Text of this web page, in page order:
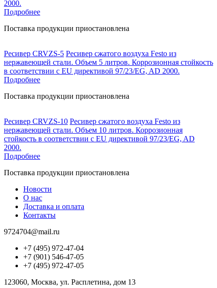
2000.
Подробнее
Поставка продукции приостановлена
Ресивер CRVZS-5 Ресивер сжатого воздуха Festo из
нержавеющей стали. Объем 5 литров. Коррозионная стойкость
в соответствии с EU директивой 97/23/EG, AD 2000.
Подробнее
Поставка продукции приостановлена
Ресивер CRVZS-10 Ресивер сжатого воздуха Festo из
нержавеющей стали. Объем 10 литров. Коррозионная
стойкость в соответствии с EU директивой 97/23/EG, AD
2000.
Подробнее
Поставка продукции приостановлена
Новости
О нас
Доставка и оплата
Контакты
9724704@mail.ru
+7 (495) 972-47-04
+7 (901) 546-47-05
+7 (495) 972-47-05
123060, Москва, ул. Расплетина, дом 13